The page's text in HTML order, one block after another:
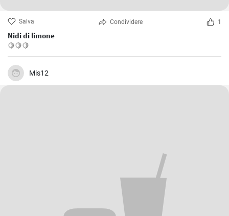
Salva Condividere 1
Nidi di limone
🍋🍋🍋
Mis12